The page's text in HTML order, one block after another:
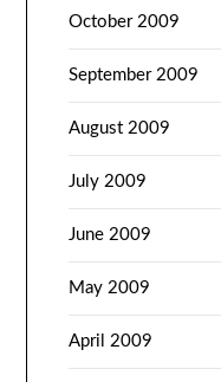
October 2009
September 2009
August 2009
July 2009
June 2009
May 2009
April 2009